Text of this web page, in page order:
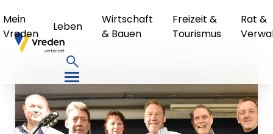
Mein
Vreden
Leben
Wirtschaft
& Bauen
Freizeit &
Tourismus
Rat &